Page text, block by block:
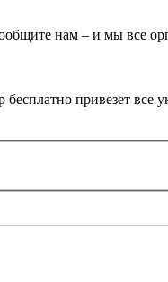
нам – и мы все
бесплатно привезет все